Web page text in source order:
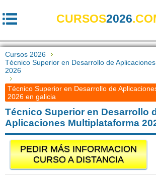
CURSOS2026
Cursos 2026
Técnico Superior en Desarrollo de
2026
Técnico Superior en Desarrollo de
2026 en galicia
Técnico Superior en Desarrollo
Aplicaciones Multiplataforma
PEDIR MÁS INFORMACION
CURSO A DISTANCIA